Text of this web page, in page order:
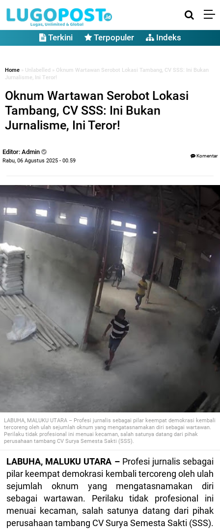
Terkini Terpopuler Indeks
Home » Unlabelled » Oknum Wartawan Serobot Lokasi Tambang, CV SSS: Ini Bukan
Jurnalisme, Ini Teror!
Oknum Wartawan Serobot Lokasi
Tambang, CV SSS: Ini Bukan
Jurnalisme, Ini Teror!
Editor: Admin
Rabu, 06 Agustus 2025 - 00.59
Komentar
LABUHA, MALUKU UTARA – Profesi jurnalis sebagai pilar keempat demokrasi kembali
tercoreng oleh ulah sejumlah oknum yang mengatasnamakan diri sebagai wartawan.
Perilaku tidak profesional ini menuai kecaman, salah satunya datang dari pihak
perusahaan tambang CV Surya Semesta Sakti (SSS).
LABUHA, MALUKU UTARA – Profesi jurnalis sebagai
pilar keempat demokrasi kembali tercoreng oleh ulah
sejumlah oknum yang mengatasnamakan diri
sebagai wartawan. Perilaku tidak profesional ini
menuai kecaman, salah satunya datang dari pihak
perusahaan tambang CV Surya Semesta Sakti (SSS).